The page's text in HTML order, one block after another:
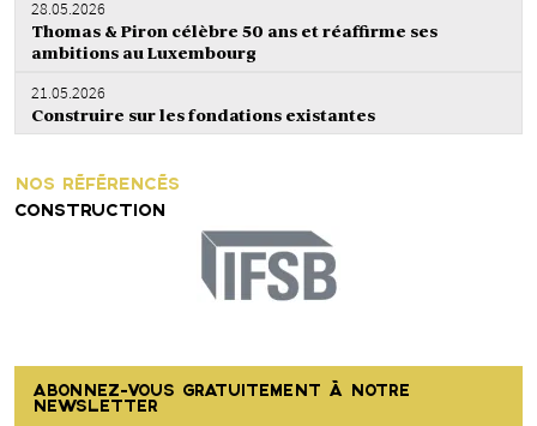
28.05.2026
Thomas & Piron célèbre 50 ans et réaffirme ses
ambitions au Luxembourg
21.05.2026
Construire sur les fondations existantes
NOS RÉFÉRENCÉS
CONSTRUCTION
ABONNEZ-VOUS GRATUITEMENT À NOTRE
NEWSLETTER